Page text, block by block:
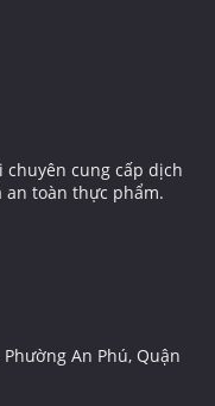
chuyên cung cấp dịch
an toàn thực phẩm.
An Phú, Quận